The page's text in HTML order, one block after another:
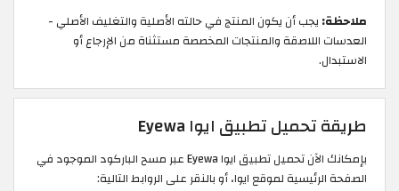
ملاحظة: يجب أن يكون المنتج في حالته الأصلية والتغليف الأصلي -
العدسات اللاصقة والمنتجات المخصصة مستثناة من الإرجاع أو
الاستبدال.
طريقة تحميل تطبيق ايوا Eyewa
بإمكانك الآن تحميل تطبيق ايوا Eyewa عبر مسح الباركود الموجود في
الصفحة الرئيسية لموقع ايوا، أو بالنقر على الروابط التالية: